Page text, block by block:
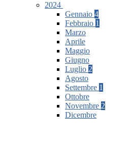
2024
Gennaio 4
Febbraio 1
Marzo
Aprile
Maggio
Giugno
Luglio 2
Agosto
Settembre 1
Ottobre
Novembre 2
Dicembre